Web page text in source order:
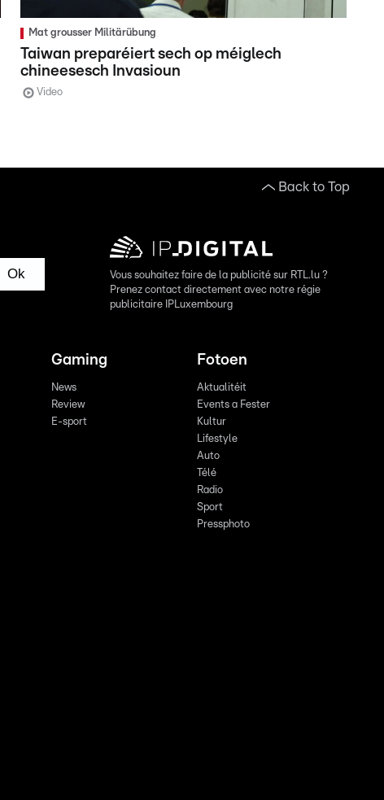
Mat grousser Militärübung
Taiwan preparéiert sech op méiglech
chineesesch Invasioun
Video
Back to Top
Ok
Vous souhaitez faire de la publicité sur RTL.lu ?
Prenez contact directement avec notre régie
publicitaire IPLuxembourg
Gaming
News
Review
E-sport
Fotoen
Aktualitéit
Events a Fester
Kultur
Lifestyle
Auto
Télé
Radio
Sport
Pressphoto